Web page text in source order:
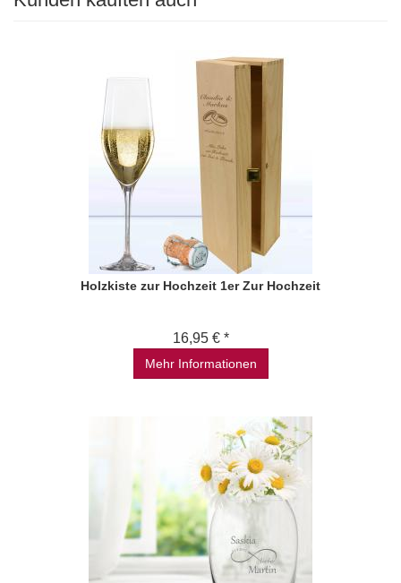
Holzkiste zur Hochzeit 1er Zur Hochzeit
16,95 € *
Mehr Informationen